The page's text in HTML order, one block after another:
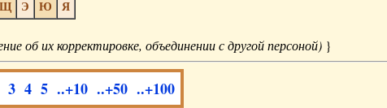
Щ Э Ю Я
об их корректировке, объединении с другой персоной) }
3 4 5 ..+10 ..+50 ..+100